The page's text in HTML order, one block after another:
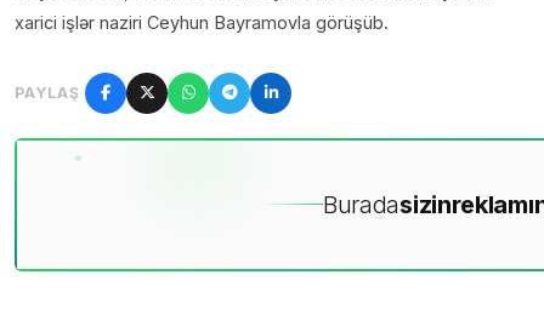
xarici işlər naziri Ceyhun Bayramovla görüşüb.
PAYLAŞ
Buradasizin